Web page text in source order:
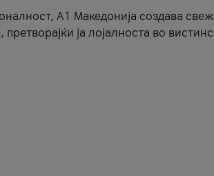
А1 Македонија создава
ја лојалноста во